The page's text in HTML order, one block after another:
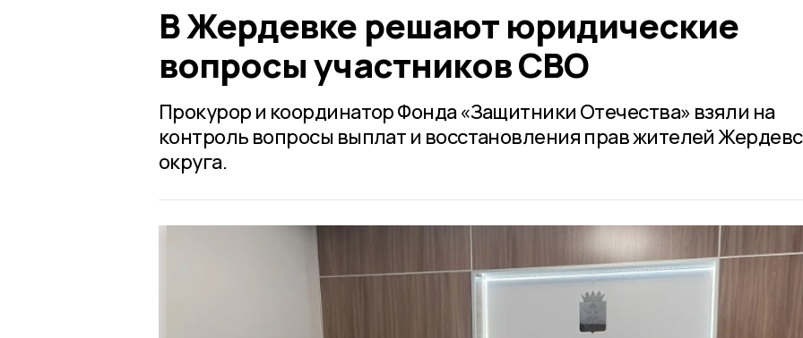
В Жердевке решают юридические
вопросы участников СВО
Прокурор и координатор Фонда «Защитники Отечества» взяли на
контроль вопросы выплат и восстановления прав жителей
округа.